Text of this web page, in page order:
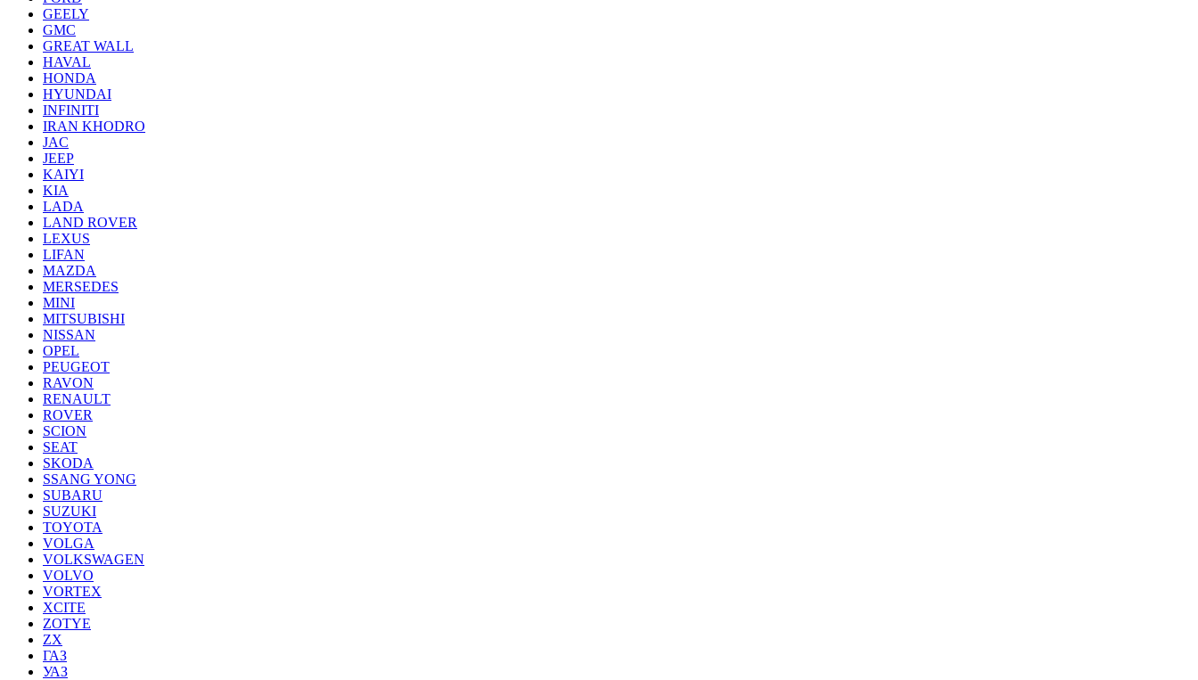
GEELY
GMC
GREAT WALL
HAVAL
HONDA
HYUNDAI
INFINITI
IRAN KHODRO
JAC
JEEP
KAIYI
KIA
LADA
LAND ROVER
LEXUS
LIFAN
MAZDA
MERSEDES
MINI
MITSUBISHI
NISSAN
OPEL
PEUGEOT
RAVON
RENAULT
ROVER
SCION
SEAT
SKODA
SSANG YONG
SUBARU
SUZUKI
TOYOTA
VOLGA
VOLKSWAGEN
VOLVO
VORTEX
XCITE
ZOTYE
ZX
ГАЗ
УАЗ